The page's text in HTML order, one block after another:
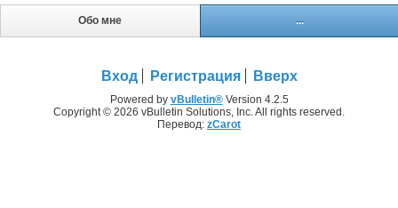
Обо мне ...
Вход Регистрация Вверх
Powered by vBulletin®Version 4.2.5
Copyright © 2026 vBulletin Solutions, Inc. All rights reserved.
Перевод: zCarot